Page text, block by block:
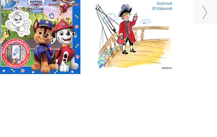
Do košíku
Václav Čtvrtek
Do košíku